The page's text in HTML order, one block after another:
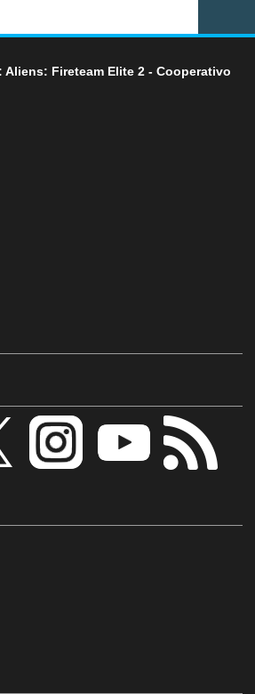
Aliens: Fireteam Elite 2 - Cooperativo